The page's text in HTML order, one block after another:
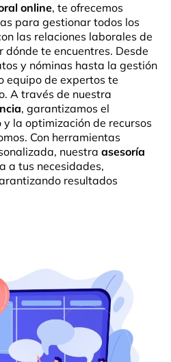
online, te ofrecemos
para gestionar todos los
las relaciones laborales de
te encuentres. Desde
y nóminas hasta la gestión
equipo de expertos te
A través de nuestra
, garantizamos el
la optimización de recursos
Con herramientas
nuestra asesoría
a tus necesidades,
resultados